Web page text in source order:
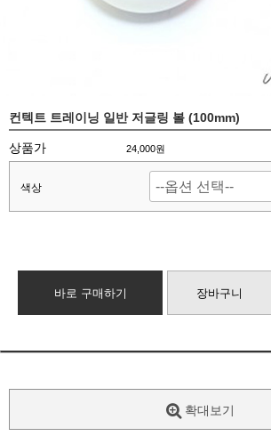
컨텍트 트레이닝 일반 저글링 볼 (100mm)
상품가 24,000원
색상
바로 구매하기 장바구니
확대보기